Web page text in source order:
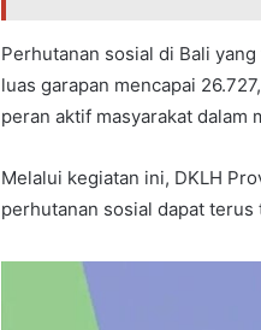
Perhutanan sosial di Bali
luas garapan mencapai
peran aktif masyarakat dalam
Melalui kegiatan ini, DKLH
perhutanan sosial dapat